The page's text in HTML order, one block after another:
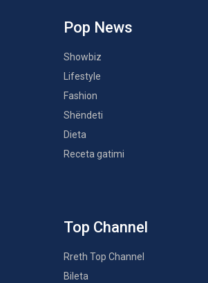
Pop News
Showbiz
Lifestyle
Fashion
Shëndeti
Dieta
Receta gatimi
Top Channel
Rreth Top Channel
Bileta